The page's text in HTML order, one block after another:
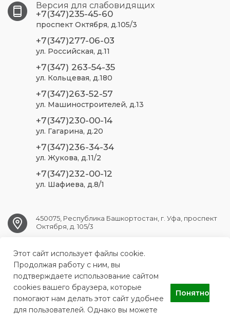
Версия для слабовидящих
+7(347)235-45-60
проспект Октября, д.105/3
+7(347)277-06-03
ул. Российская, д.11
+7(347) 263-54-35
ул. Кольцевая, д.180
+7(347)263-52-57
ул. Машиностроителей, д.13
+7(347)230-00-14
ул. Гагарина, д.20
+7(347)236-34-34
ул. Жукова, д.11/2
+7(347)232-00-12
ул. Шафиева, д.8/1
450075, Республика Башкортостан, г. Уфа, проспект
Октября, д. 105/3
ufa.sp2@doctorrb.ru
ГБУЗ РБ Стоматологическая поликлиника №2 г. Уфа
Этот сайт использует файлы cookie.
Продолжая работу с ним, вы
подтверждаете использование сайтом
cookies вашего браузера, которые
помогают нам делать этот сайт удобнее
для пользователей. Однако вы можете
Понятно